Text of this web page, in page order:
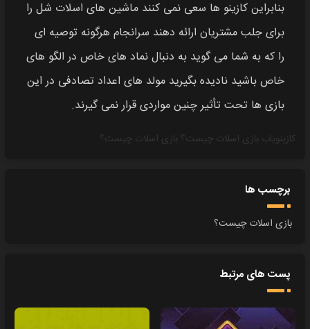
بنابراین کازینو ها سعی نمی‌ کنند ماشین های اسلات شل را
برای جلب مشتریان ارائه دهند سرانجام هرگونه توصیه‌ ای
را که به شما می‌ گوید به دنبال نماد های خاص در الگو های
خاص باشید نادیده بگیرید مولد های اعداد تصادفی در این
بازی‌ ها تحت تأثیر چنین مواردی قرار نمی‌ گیرند.
کازینویاب بازی اسلات چیست؟ بازی اسلات چیست؟
برچسب ها
بازی اسلات چیست؟
پست های مرتبط